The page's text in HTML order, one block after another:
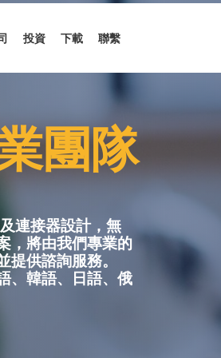
投資 下載 聯繫
團隊
連接器設計，無
，將由我們專業的
供諮詢服務。
、韓語、日語、俄